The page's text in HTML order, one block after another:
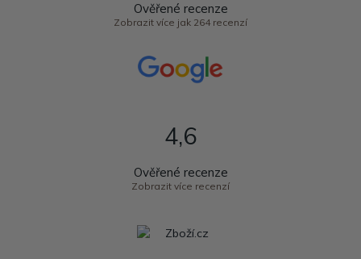
Ověřené recenze
Zobrazit více jak 264 recenzí
4,6
Ověřené recenze
Zobrazit více recenzí